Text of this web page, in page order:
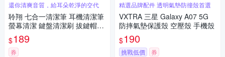
還你清爽音質，給耳朵乾淨的交代
聆翔 七合一清潔筆 耳機清潔筆
螢幕清潔 鍵盤清潔刷 拔鍵帽器
手機清潔 矽膠筆尖 植絨棉棒 超
細纖維擦拭布
$189
券
精選品牌配件 透明氣墊防撞殼首選
VXTRA 三星 Galaxy A07 5G
防摔氣墊保護殼 空壓殼 手機殼
$190
挑戰低價 券